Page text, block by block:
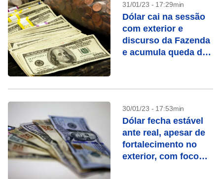
31/01/23 - 17:29min
Dólar cai na sessão
com exterior e
discurso da Fazenda
e acumula queda de
30/01/23 - 17:53min
Dólar fecha estável
ante real, apesar de
fortalecimento no
exterior, com foco